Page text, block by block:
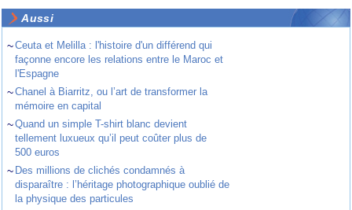
Aussi
~Ceuta et Melilla : l'histoire d'un différend qui
façonne encore les relations entre le Maroc et
l'Espagne
~Chanel à Biarritz, ou l’art de transformer la
mémoire en capital
~Quand un simple T-shirt blanc devient
tellement luxueux qu’il peut coûter plus de
500 euros
~ Des millions de clichés condamnés à
disparaître : l’héritage photographique oublié de
la physique des particules